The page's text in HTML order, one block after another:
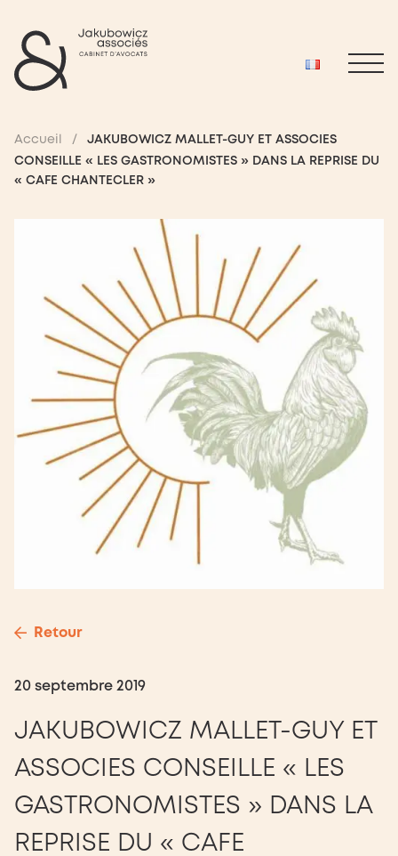
Accueil /
JAKUBOWICZ MALLET-GUY ET ASSOCIES
CONSEILLE « LES GASTRONOMISTES » DANS LA REPRISE DU
« CAFE CHANTECLER »
Retour
20 septembre 2019
JAKUBOWICZ MALLET-GUY ET
ASSOCIES CONSEILLE « LES
GASTRONOMISTES » DANS LA
REPRISE DU « CAFE